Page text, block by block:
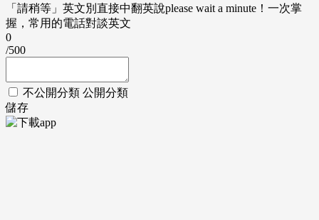
「請稍等」英文別直接中翻英說please wait a minute！一次掌
握，常用的電話對談英文
0
/500
不公開分類 公開分類
儲存